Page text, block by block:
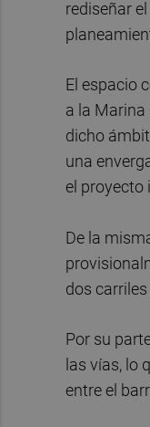
rediseñar
El espacio
a la
dicho
una
el proyecto
De la
dos
Por su
las vías, lo
entre el